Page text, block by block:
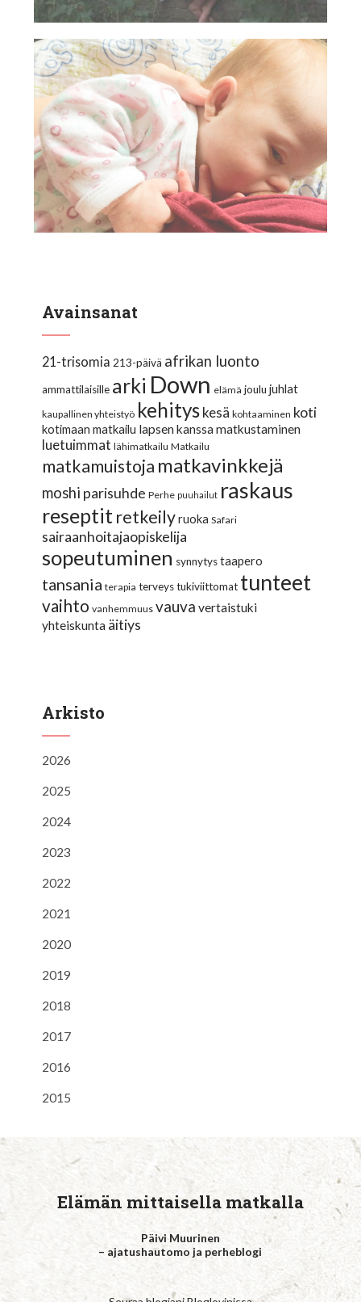
Avainsanat
21-trisomia 213-päivä afrikan luonto
ammattilaisille arki Down elämä joulu juhlat
kaupallinen yhteistyö kehityskesä kohtaaminen koti
kotimaan matkailu lapsen kanssa matkustaminen
luetuimmat lähimatkailu Matkailu
matkamuistoja matkavinkkejä
moshi parisuhde Perhe puuhailut raskaus
reseptit retkeily ruoka Safari
sairaanhoitajaopiskelija
sopeutuminen synnytys taapero
tansania terapia terveys tukiviittomat tunteet
vaihto vanhemmuus vauva vertaistuki
yhteiskunta äitiys
Arkisto
2026
2025
2024
2023
2022
2021
2020
2019
2018
2017
2016
2015
Elämän mittaisella matkalla
Päivi Muurinen
– ajatushautomo ja perheblogi